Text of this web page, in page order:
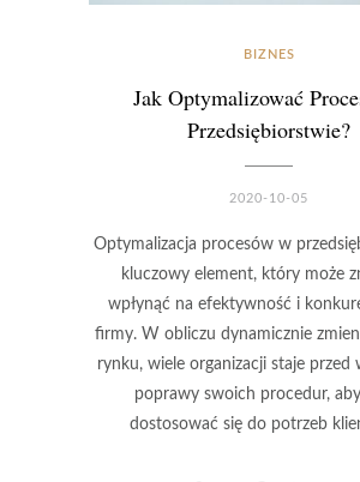
BIZNES
Jak Optymalizować
Przedsiębiorstwie?
2020-10-05
Optymalizacja procesów w
kluczowy element, który może
wpłynąć na efektywność i
firmy. W obliczu dynamicznie
rynku, wiele organizacji staje przed
poprawy swoich procedur,
dostosować się do potrzeb